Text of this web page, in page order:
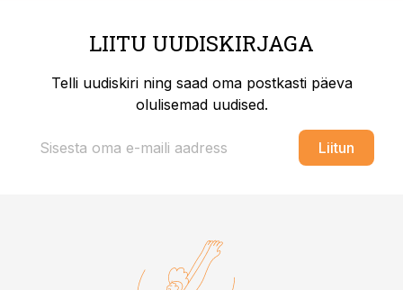
LIITU UUDISKIRJAGA
Telli uudiskiri ning saad oma postkasti päeva
olulisemad uudised.
Liitun